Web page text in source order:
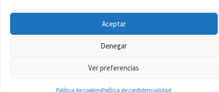
Aceptar
Denegar
Ver preferencias
Política de cookiesPolítica de confidencialidad